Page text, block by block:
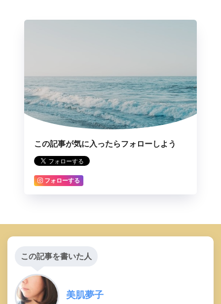
この記事が気に入ったらフォローしよう
フォローする
この記事を書いた人
美肌夢子